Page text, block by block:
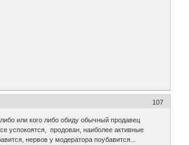
107
или кого либо обиду обычный продавец
успокоятся, продован, наиболее активные
нервов у модератора поубавится...